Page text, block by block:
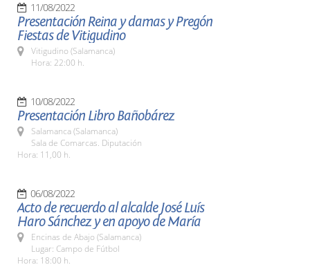
11/08/2022
Presentación Reina y damas y Pregón
Fiestas de Vitigudino
Vitigudino (Salamanca)
Hora: 22:00 h.
10/08/2022
Presentación Libro Bañobárez
Salamanca (Salamanca)
Sala de Comarcas. Diputación
Hora: 11,00 h.
06/08/2022
Acto de recuerdo al alcalde José Luís
Haro Sánchez y en apoyo de María
Encinas de Abajo (Salamanca)
Lugar: Campo de Fútbol
Hora: 18:00 h.